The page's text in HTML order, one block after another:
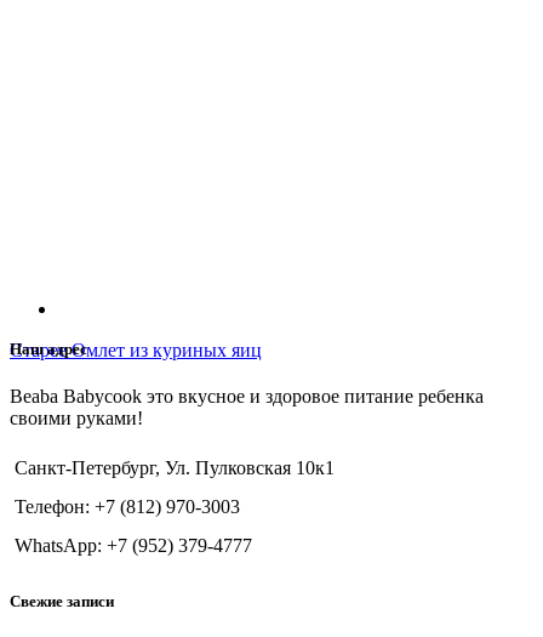
Старее Омлет из куриных яиц
Наш адрес
Beaba Babycook это вкусное и здоровое питание ребенка
своими руками!
Санкт-Петербург, Ул. Пулковская 10к1
Телефон: +7 (812) 970-3003
WhatsApp: +7 (952) 379-4777
Свежие записи